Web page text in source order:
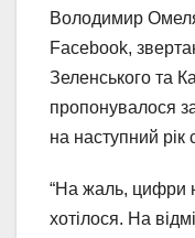
Володимир
Facebook,
Зеленського та
пропонувалося
на наступний рік
“На жаль, цифри
хотілося. На